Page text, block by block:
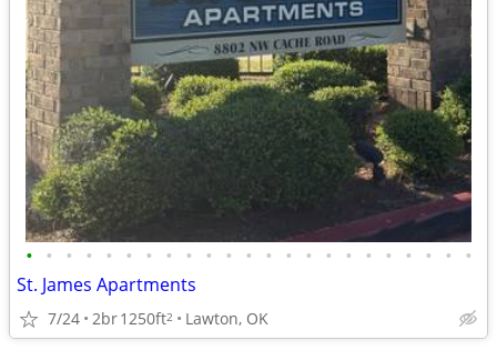
• • • • • • • • • • • • • • • • • • • • • • •
St. James Apartments
7/24 2br1250ft2 Lawton, OK